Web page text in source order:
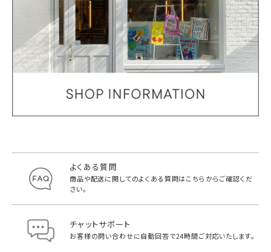
よくある質問
商品や配送に関してのよくある質問はこちらからご確認くだ
さい。
チャットサポート
お客様の問い合わせに自動回答で24時間ご対応いたします。